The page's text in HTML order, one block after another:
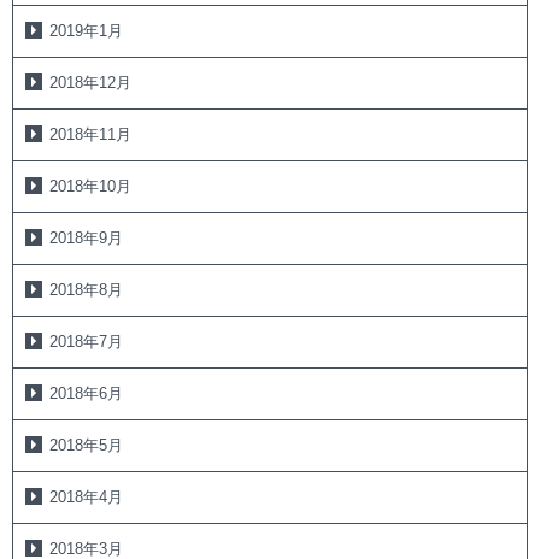
2019年1月
2018年12月
2018年11月
2018年10月
2018年9月
2018年8月
2018年7月
2018年6月
2018年5月
2018年4月
2018年3月